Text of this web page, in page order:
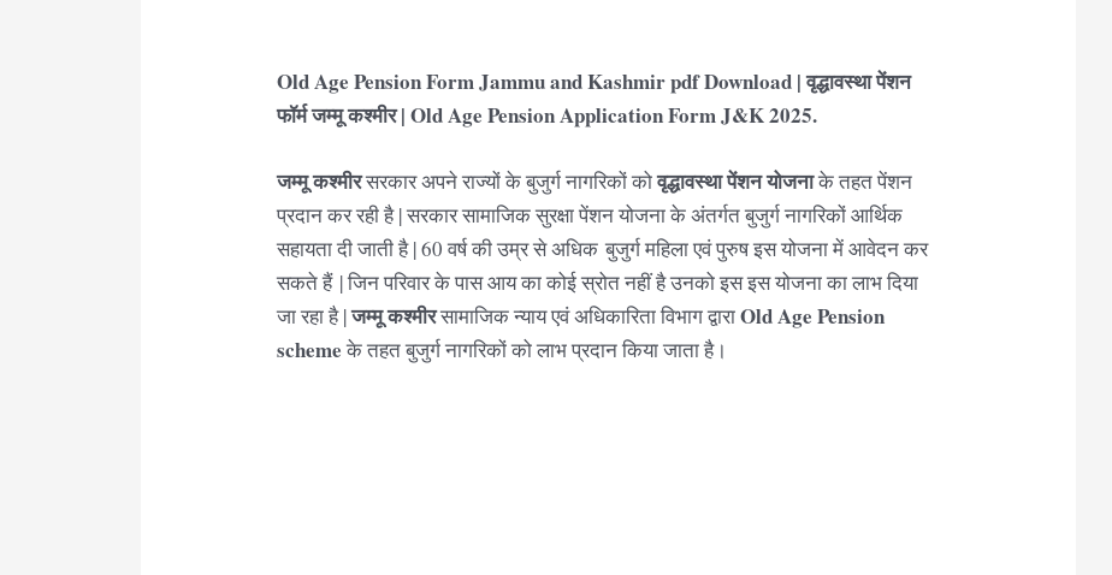
Old Age Pension Form Jammu and Kashmir pdf Download |वृद्धावस्थापेंशन
फॉर्म जम्मू कश्मीर | Old Age Pension Application FormJ&K2025.
जम्मू कश्मीरसरकार अपने राज्यों के बुजुर्ग नागरिकों कोवृद्धावस्थापेंशन योजनाके तहत पेंशन
प्रदान कर रही है | सरकार सामाजिक सुरक्षा पेंशन योजना के अंतर्गत बुजुर्ग नागरिकों आर्थिक
सहायता दी जाती है | 60 वर्ष की उम्र से अधिक बुजुर्ग महिला एवं पुरुष इस योजना में आवेदन कर
सकते हैं | जिन परिवार के पास आय का कोई स्रोत नहीं है उनको इस इस योजना का लाभ दिया
जा रहा है |जम्मू कश्मीरसामाजिक न्याय एवं अधिकारिता विभाग द्वाराOld Age Pension
schemeके तहत बुजुर्ग नागरिकों को लाभ प्रदान किया जाता है।